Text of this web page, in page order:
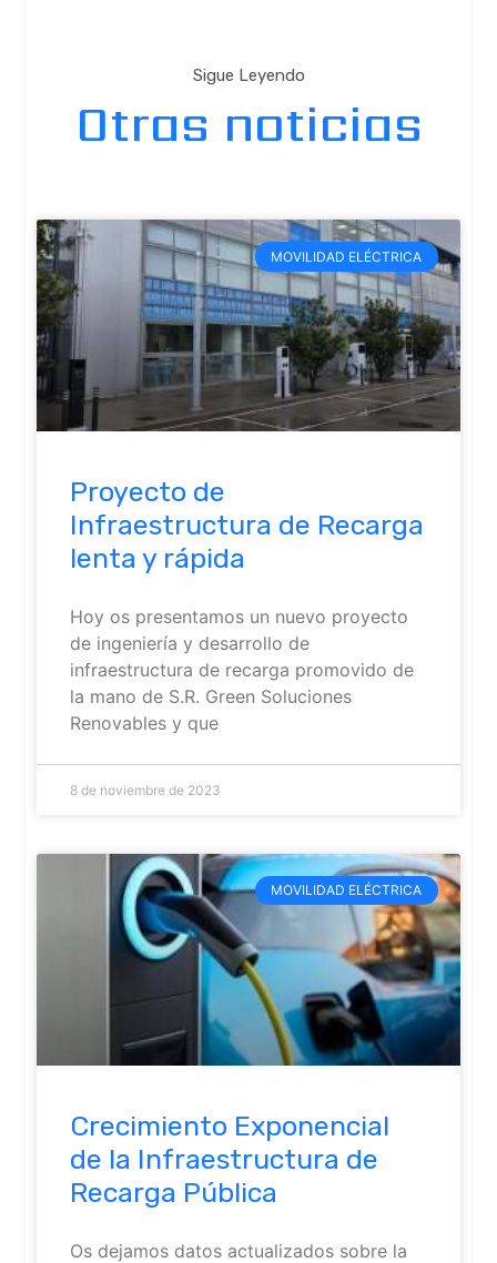
Sigue Leyendo
Otras noticias
MOVILIDAD ELÉCTRICA
Proyecto de
Infraestructura de Recarga
lenta y rápida
Hoy os presentamos un nuevo proyecto
de ingeniería y desarrollo de
infraestructura de recarga promovido de
la mano de S.R. Green Soluciones
Renovables y que
8 de noviembre de 2023
MOVILIDAD ELÉCTRICA
Crecimiento Exponencial
de la Infraestructura de
Recarga Pública
Os dejamos datos actualizados sobre la